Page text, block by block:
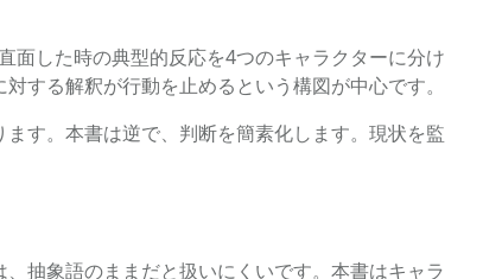
面した時の典型的反応を4つのキャラクターに分け
する解釈が行動を止めるという構図が中心です。
す。本書は逆で、判断を簡素化します。現状を監
抽象語のままだと扱いにくいです。本書はキャラ